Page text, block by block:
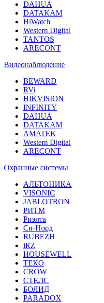
DAHUA
DATAKAM
HiWatch
Western Digital
TANTOS
ARECONT
Видеонаблюдение
BEWARD
RVi
HIKVISION
INFINITY
DAHUA
DATAKAM
AMATEK
Western Digital
ARECONT
Охранные системы
АЛЬТОНИКА
VISONIC
JABLOTRON
РИТМ
Риэлта
Си-Норд
RUBEZH
iRZ
HOUSEWELL
ТЕКО
CROW
СТЕЛС
БОЛИД
PARADOX